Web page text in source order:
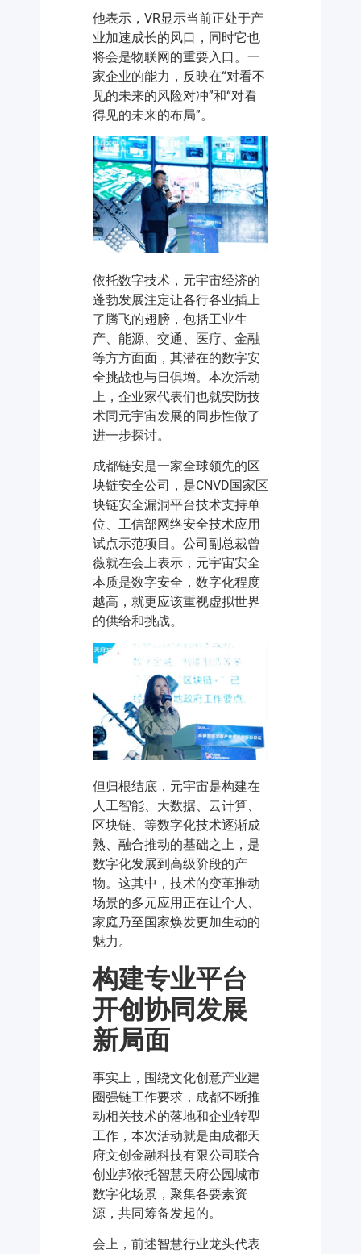
他表示，VR显示当前正处于产
业加速成长的风口，同时它也
将会是物联网的重要入口。一
家企业的能力，反映在“对看不
见的未来的风险对冲”和“对看
得见的未来的布局”。
依托数字技术，元宇宙经济的
蓬勃发展注定让各行各业插上
了腾飞的翅膀，包括工业生
产、能源、交通、医疗、金融
等方方面面，其潜在的数字安
全挑战也与日俱增。本次活动
上，企业家代表们也就安防技
术同元宇宙发展的同步性做了
进一步探讨。
成都链安是一家全球领先的区
块链安全公司，是CNVD国家区
块链安全漏洞平台技术支持单
位、工信部网络安全技术应用
试点示范项目。公司副总裁曾
薇就在会上表示，元宇宙安全
本质是数字安全，数字化程度
越高，就更应该重视虚拟世界
的供给和挑战。
但归根结底，元宇宙是构建在
人工智能、大数据、云计算、
区块链、等数字化技术逐渐成
熟、融合推动的基础之上，是
数字化发展到高级阶段的产
物。这其中，技术的变革推动
场景的多元应用正在让个人、
家庭乃至国家焕发更加生动的
魅力。
构建专业平台
开创协同发展
新局面
事实上，围绕文化创意产业建
圈强链工作要求，成都不断推
动相关技术的落地和企业转型
工作，本次活动就是由成都天
府文创金融科技有限公司联合
创业邦依托智慧天府公园城市
数字化场景，聚集各要素资
源，共同筹备发起的。
会上，前述智慧行业龙头代表